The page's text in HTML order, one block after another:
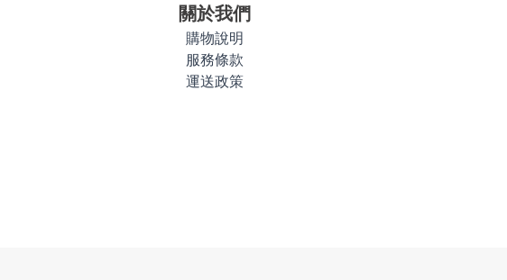
關於我們
購物說明
服務條款
運送政策